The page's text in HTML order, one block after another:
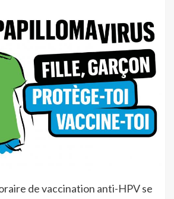
de vaccination anti-HPV se